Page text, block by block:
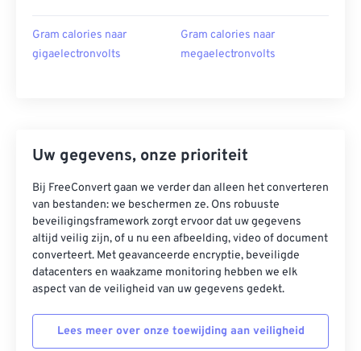
Gram calories naar
gigaelectronvolts
Gram calories naar
megaelectronvolts
Uw gegevens, onze prioriteit
Bij FreeConvert gaan we verder dan alleen het converteren
van bestanden: we beschermen ze. Ons robuuste
beveiligingsframework zorgt ervoor dat uw gegevens
altijd veilig zijn, of u nu een afbeelding, video of document
converteert. Met geavanceerde encryptie, beveiligde
datacenters en waakzame monitoring hebben we elk
aspect van de veiligheid van uw gegevens gedekt.
Lees meer over onze toewijding aan veiligheid